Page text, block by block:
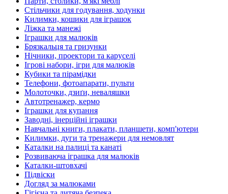
Стільчики для годування, ходунки
Килимки, кошики для іграшок
Ліжка та манежі
Іграшки для малюків
Брязкальця та гризунки
Нічники, проектори та каруселі
Ігрові набори, ігри для малюків
Кубики та пірамідки
Телефони, фотоапарати, пульти
Молоточки, дзиґи, неваляшки
Автотренажер, кермо
Іграшки для купання
Заводні, інерційні іграшки
Навчальні книги, плакати, планшети, комп'ютери
Килимки, дуги та тренажери для немовлят
Каталки на палиці та канаті
Розвиваюча іграшка для малюків
Каталки-штовхачі
Підвіски
Догляд за малюками